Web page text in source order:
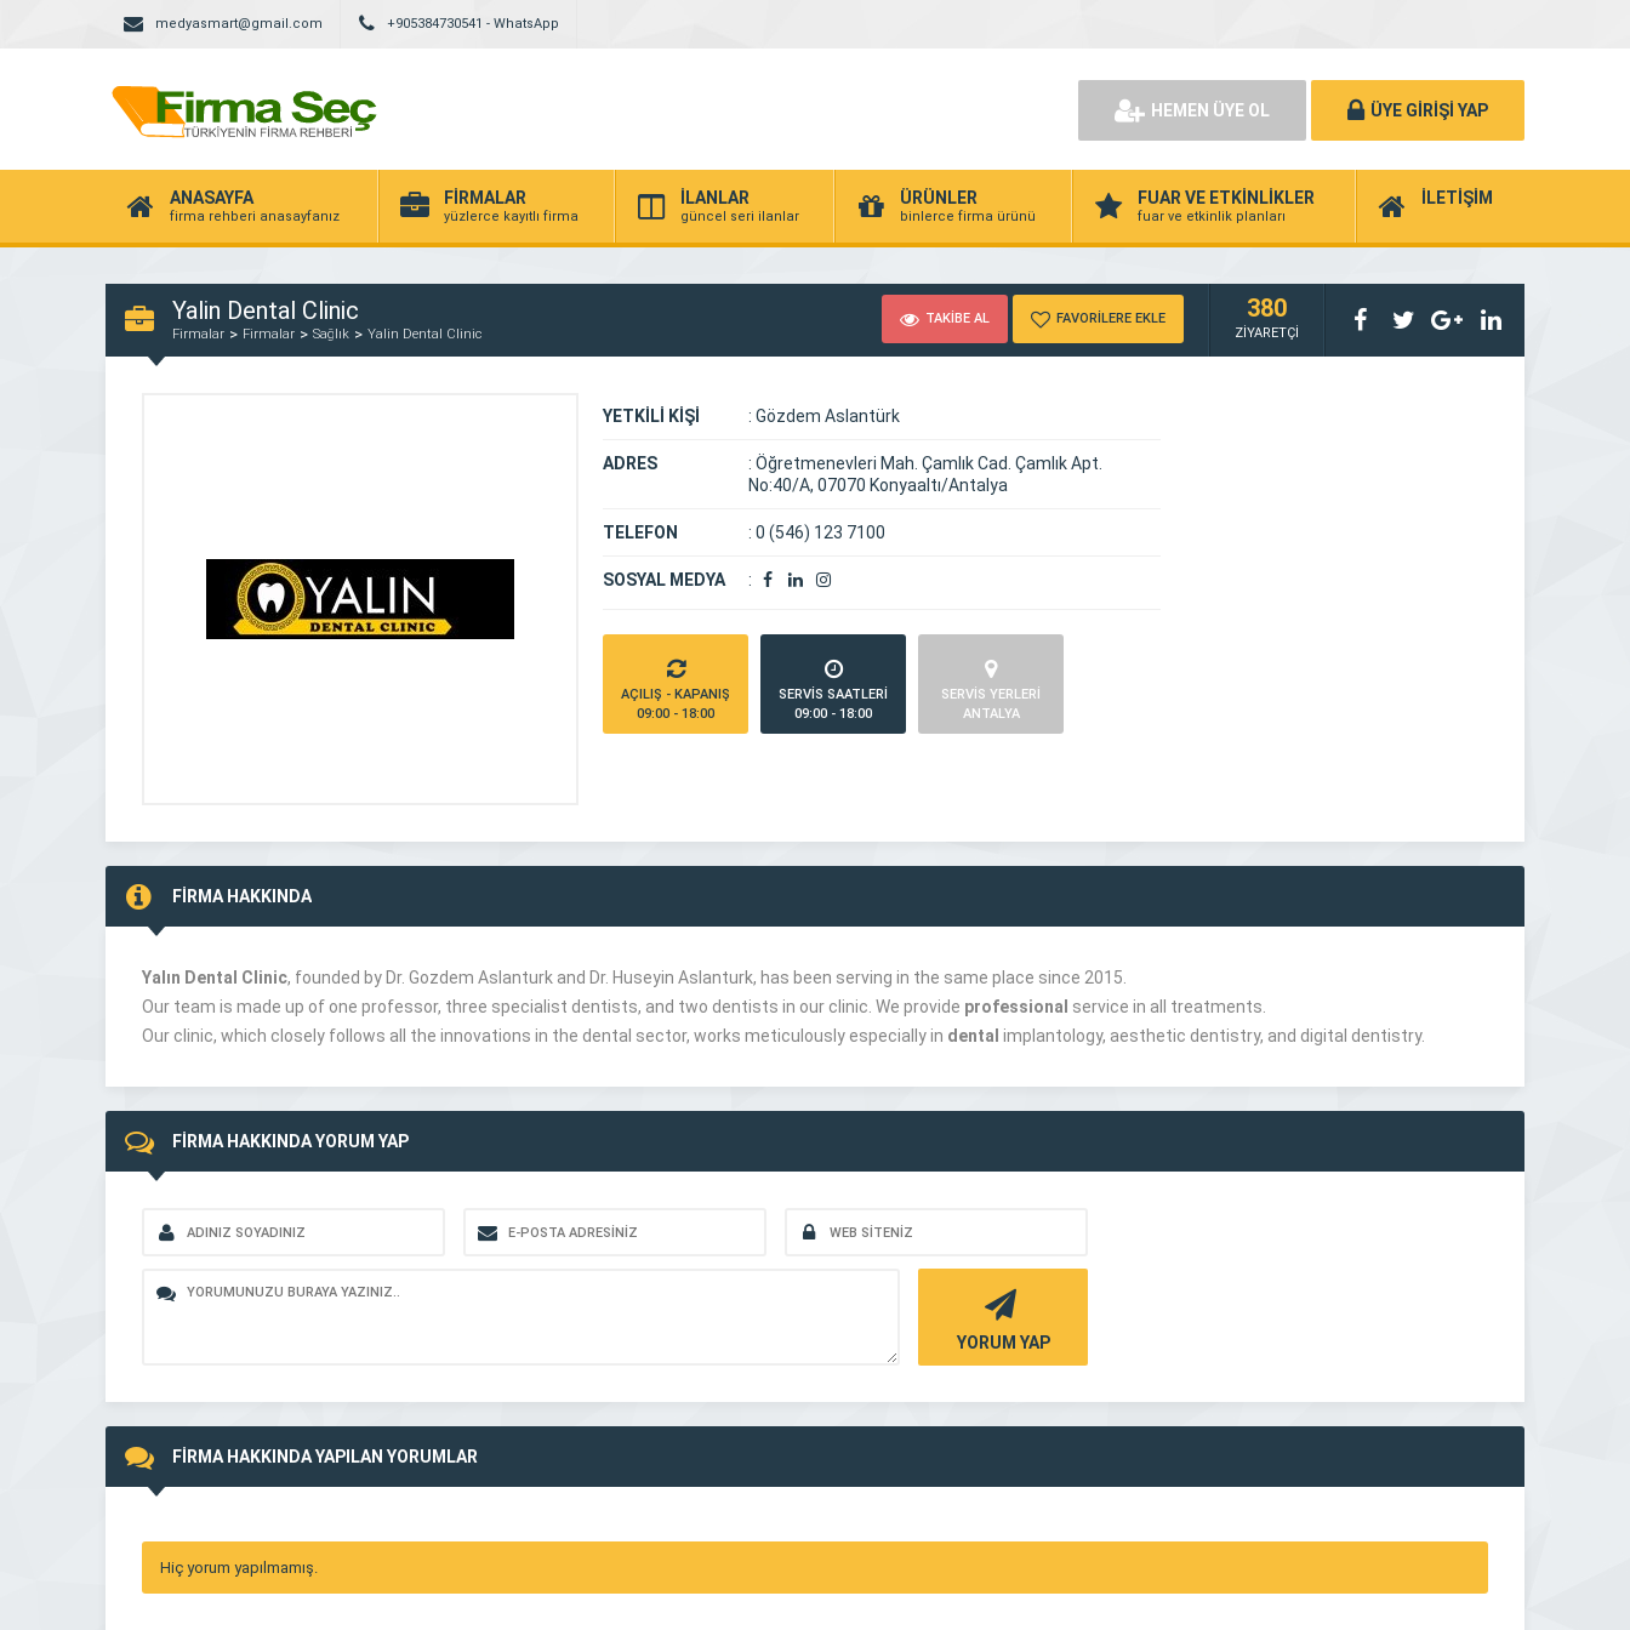
medyasmart@gmail.com +905384730541 - WhatsApp
HEMEN ÜYE OL ÜYE GİRİŞİ YAP
ANASAYFA
firma rehberi anasayfanız
FİRMALAR
yüzlerce kayıtlı firma
İLANLAR
güncel seri ilanlar
ÜRÜNLER
binlerce firma ürünü
FUAR VE ETKİNLİKLER
fuar ve etkinlik planları
İLETİŞİM
Yalin Dental Clinic
Firmalar Firmalar Sağlık Yalin Dental Clinic
TAKİBE AL FAVORİLERE EKLE 380
ZİYARETÇİ
YETKİLİ KİŞİ : Gözdem Aslantürk
ADRES : Öğretmenevleri Mah. Çamlık Cad. Çamlık Apt.
No:40/A, 07070 Konyaaltı/Antalya
TELEFON : 0 (546) 123 7100
SOSYAL MEDYA :
AÇILIŞ - KAPANIŞ
09:00 - 18:00
SERVİS SAATLERİ
09:00 - 18:00
SERVİS YERLERİ
ANTALYA
FİRMA HAKKINDA
Yalın Dental Clinic, founded by Dr. Gozdem Aslanturk and Dr. Huseyin Aslanturk, has been serving in the same place since 2015.
Our team is made up of one professor, three specialist dentists, and two dentists in our clinic. We provide professional service in all treatments.
Our clinic, which closely follows all the innovations in the dental sector, works meticulously especially in dental implantology, aesthetic dentistry, and digital dentistry.
FİRMA HAKKINDA YORUM YAP
YORUM YAP
FİRMA HAKKINDA YAPILAN YORUMLAR
Hiç yorum yapılmamış.